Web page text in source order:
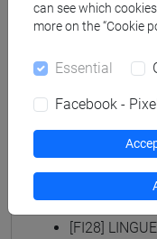
insegnanti
fi 30 cfu
(EBRAICO) -
insegnanti
[FI27]
(ARABO) -
[FI28]
can see which
more on the “Cookie
Essential
Facebook -